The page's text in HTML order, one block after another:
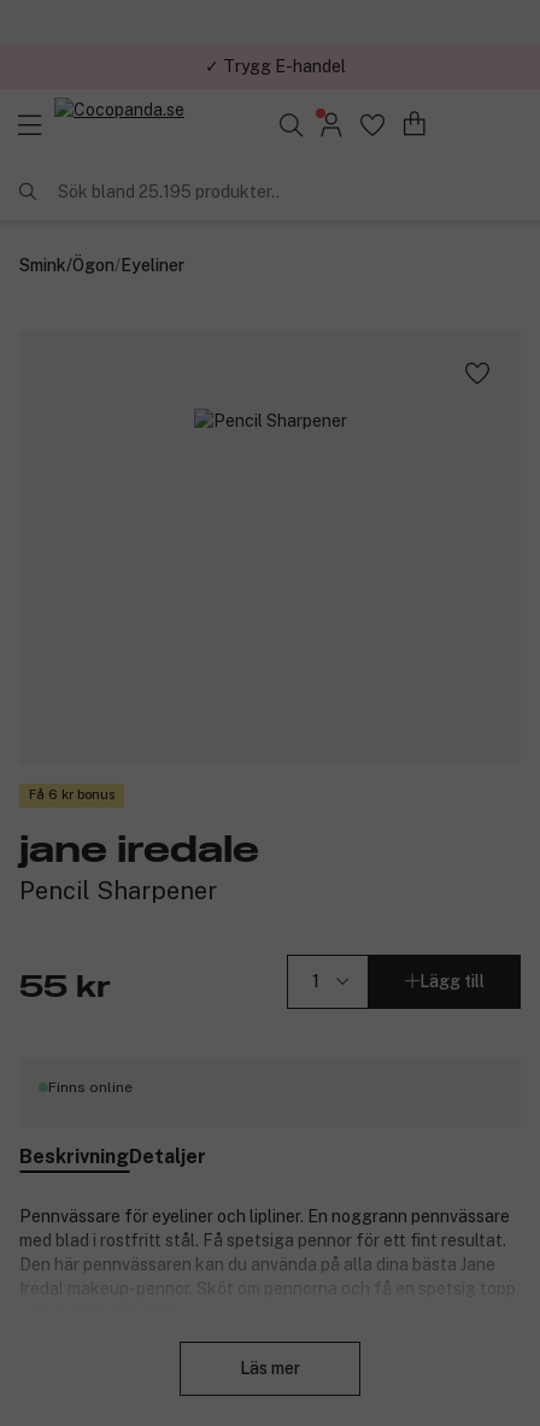
✓ Trygg E-handel
Sök bland 25.195 produkter..
Smink/Ögon/Eyeliner
Få 6 kr bonus
jane iredale
Pencil Sharpener
55 kr Lägg till
Finns online
BeskrivningDetaljer
Pennvässare för eyeliner och lipliner. En noggrann pennvässare
med blad i rostfritt stål. Få spetsiga pennor för ett fint resultat.
Den här pennvässaren kan du använda på alla dina bästa Jane
Iredal makeup-pennor. Sköt om pennorna och få en spetsig topp
Läs mer